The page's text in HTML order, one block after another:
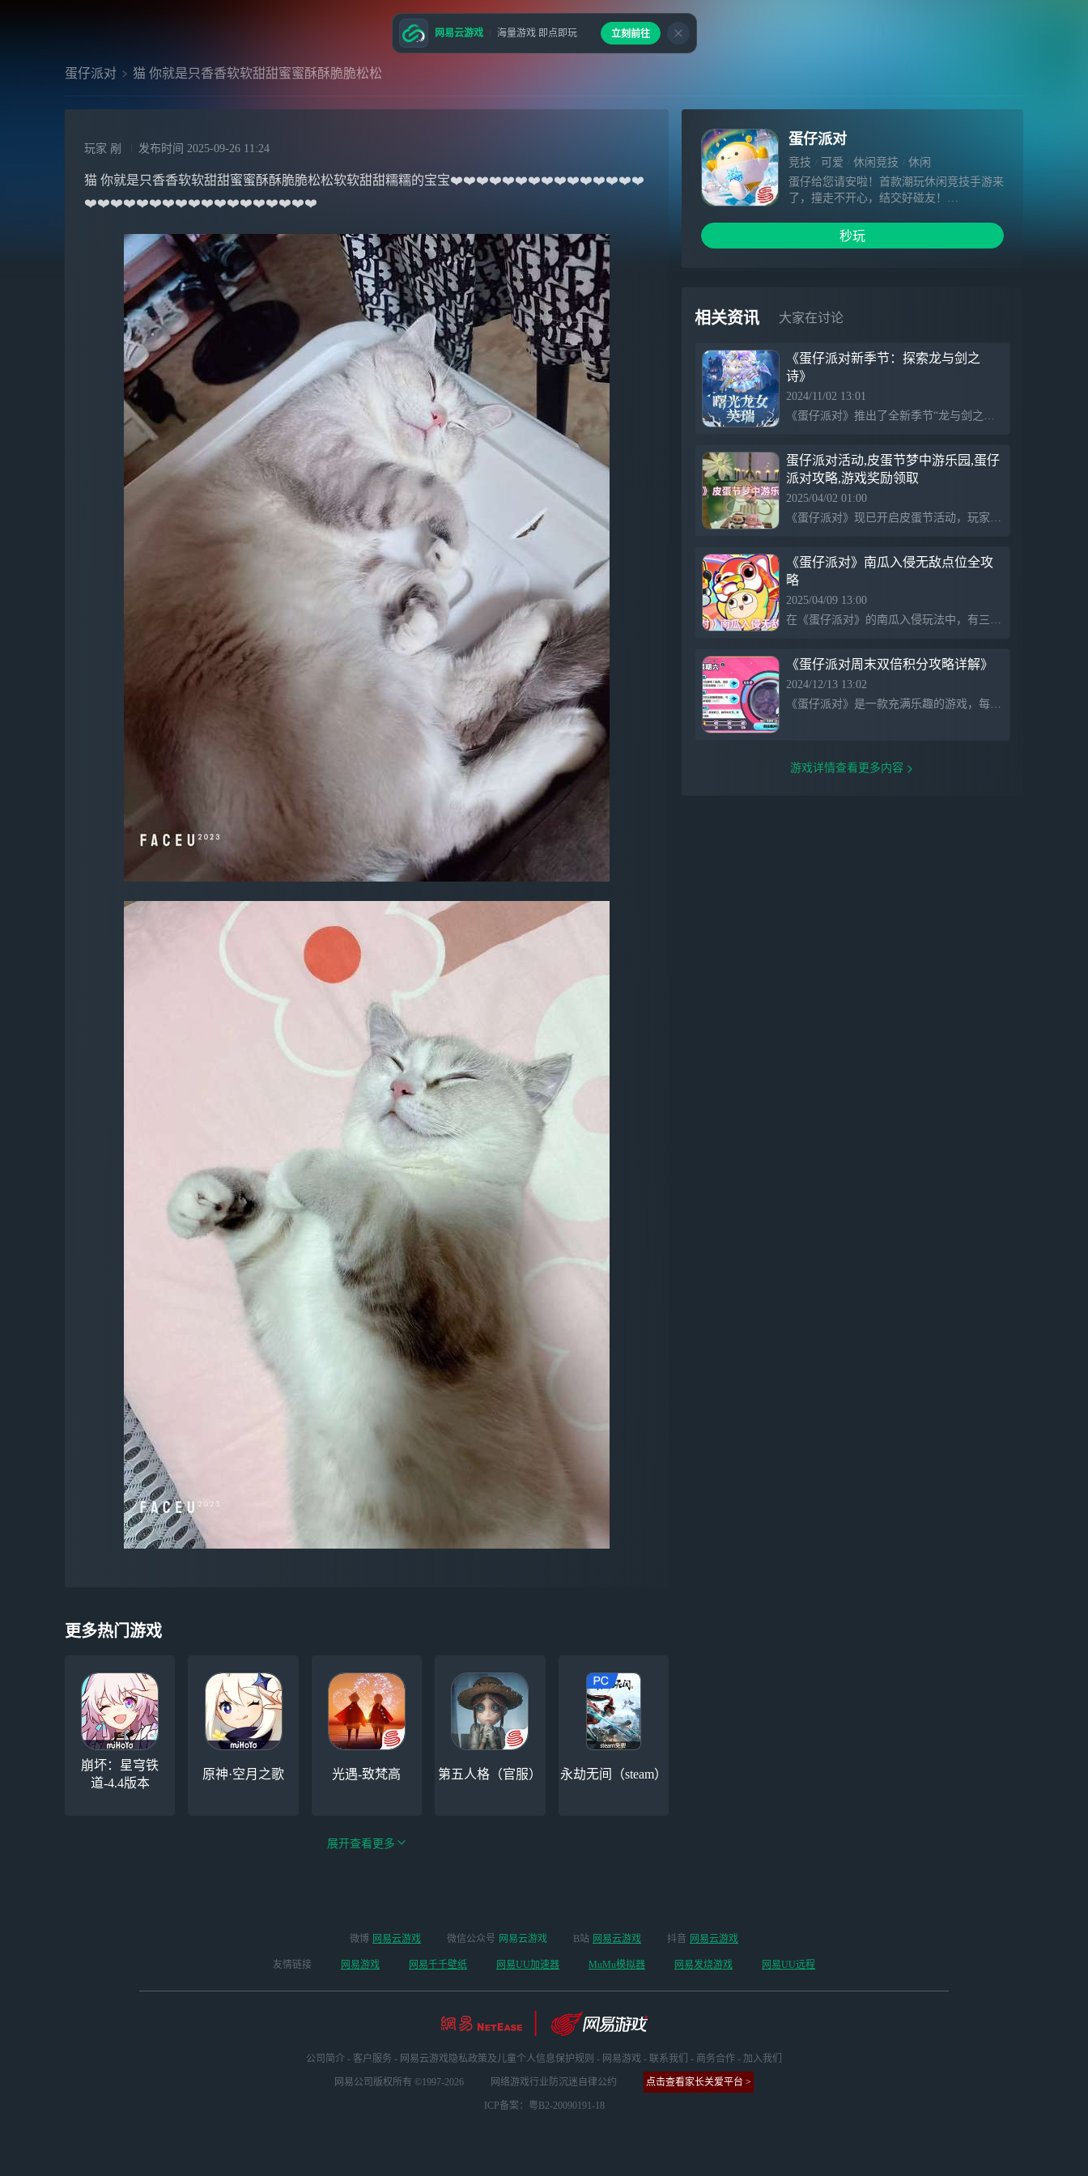
蛋仔派对 猫 你就是只香香软软甜甜蜜蜜酥酥脆脆松松
玩家 剐 发布时间 2025-09-26 11:24
猫 你就是只香香软软甜甜蜜蜜酥酥脆脆松松软软甜甜糯糯的宝宝❤️❤️❤️❤️❤️❤️❤️❤️❤️❤️❤️❤️❤️❤️❤️
❤️❤️❤️❤️❤️❤️❤️❤️❤️❤️❤️❤️❤️❤️❤️❤️❤️❤️
蛋仔派对
竞技 可爱 休闲竞技
休闲
蛋仔给您请安啦！首款潮玩休闲竞技手游来
了，撞走不开心，结交好碰友！
里，你将进入盲盒机内部，探索奇妙蛋仔
岛！
击甚至放屁……聚会闯关，惊喜不停，专业
坑蛋，欢乐无限！
DIY打造专属关卡，分享创意，共建乐园！
秒玩
相关资讯 大家在讨论
《蛋仔派对新季节：探索龙与剑之
诗》
2024/11/02 13:01
《蛋仔派对》推出了全新季节“龙与剑之诗”，玩家将体验到曙光龙女芙瑞的外观设计。同时，游戏内每日更新最新攻略，以帮助玩家更好地享受这款游戏。
蛋仔派对活动,皮蛋节梦中游乐园,蛋仔
派对攻略,游戏奖励领取
2025/04/02 01:00
《蛋仔派对》现已开启皮蛋节活动，玩家可通过参与相关任务获取丰厚奖励。活动包括梦中游乐园的丰富内容：3月27日发布的春季版本引入新地图和福利，3月28日推出的美食王国地图增强乱斗体验，4月3日升级社交玩法并推出新捕捉系统与徽章系统，内容多样，趣味十足。
《蛋仔派对》南瓜入侵无敌点位全攻
略
2025/04/09 13:00
在《蛋仔派对》的南瓜入侵玩法中，有三个无敌点位可以帮助玩家提高生存率。第一个点位位于城堡地图的南瓜上，玩家可从二楼跳躲避追击；第二个点位在城堡二楼的侧边栏杆，具备良好的隐蔽性；第三个点位在潮流球场的游戏机上方，玩家需先跳到黄色箱子，再跳到游戏机上，沿墙走到尽头即可。
《蛋仔派对周末双倍积分攻略详解》
2024/12/13 13:02
《蛋仔派对》是一款充满乐趣的游戏，每天更新最新攻略，鼓励玩家积极参与“巅峰派对”关卡，周一至周五可获积分，周末双倍积分，积分可兑换彩虹币和多种奖励，邀请朋友一起享受游戏带来的乐趣。
游戏详情查看更多内容
更多热门游戏
崩坏：星穹铁
道-4.4版本
原神·空月之歌 光遇-致梵高 第五人格（官服） 永劫无间（steam）
版本开启 ）
云手机 阴阳师
绝区零-周年庆（手
游排队可先前往端
游游玩）
展开查看更多
网易云游戏 海量游戏 即点即玩 立刻前往
微博 网易云游戏 微信公众号 网易云游戏 B站 网易云游戏 抖音 网易云游戏
友情链接 网易游戏 网易千千壁纸 网易UU加速器 MuMu模拟器 网易发烧游戏 网易UU远程
公司简介 - 客户服务 - 网易云游戏隐私政策及儿童个人信息保护规则 - 网易游戏 - 联系我们 - 商务合作 - 加入我们
网易公司版权所有 ©1997-2026 网络游戏行业防沉迷自律公约 点击查看家长关爱平台 >
ICP备案：粤B2-20090191-18